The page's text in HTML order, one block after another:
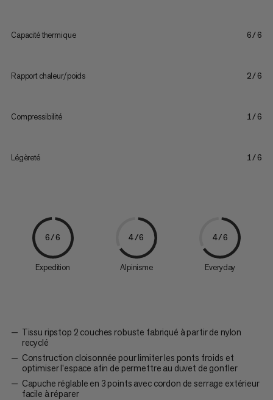
Capacité thermique 6/6
Rapport chaleur/poids 2/6
Compressibilité 1/6
Légèreté 1/6
6/6
Expedition
4/6
Alpinisme
4/6
Everyday
Tissu ripstop 2 couches robuste fabriqué à partir de nylon
recyclé
Construction cloisonnée pour limiter les ponts froids et
optimiser l’espace afin de permettre au duvet de gonfler
Capuche réglable en 3 points avec cordon de serrage extérieur
facile à réparer